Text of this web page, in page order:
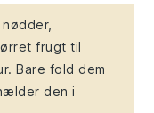
frugt til
Bare fold dem
den i